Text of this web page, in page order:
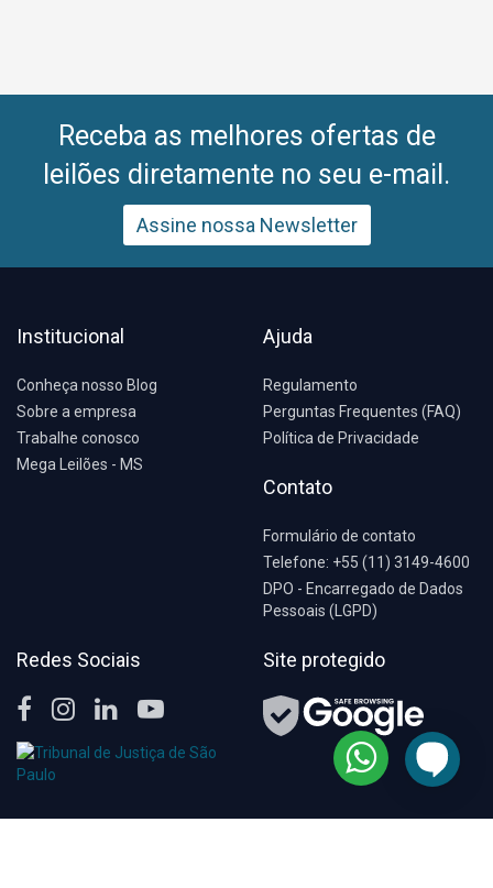
Receba as melhores ofertas de
leilões diretamente no seu e-mail.
Assine nossa Newsletter
Institucional
Conheça nosso Blog
Sobre a empresa
Trabalhe conosco
Mega Leilões - MS
Ajuda
Regulamento
Perguntas Frequentes (FAQ)
Política de Privacidade
Contato
Formulário de contato
Telefone: +55 (11) 3149-4600
DPO - Encarregado de Dados
Pessoais (LGPD)
Redes Sociais Site protegido